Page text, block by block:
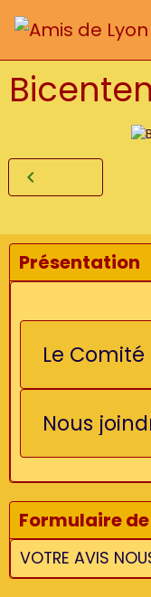
Présentation
Le
Nous
Formulaire
VOTRE AVIS